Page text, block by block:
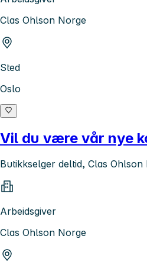
Clas Ohlson Norge
Sted
Oslo
Vil du være vår nye
Butikkselger deltid, Clas Ohlson
Arbeidsgiver
Clas Ohlson Norge